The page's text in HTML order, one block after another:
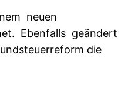
neuen
Ebenfalls geändert
die